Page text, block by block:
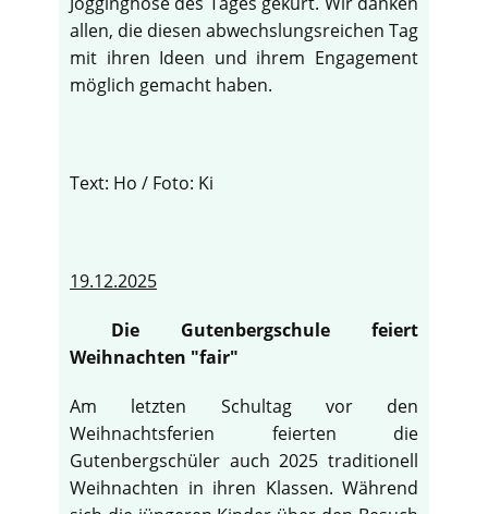
allen, die diesen abwechslungsreichen Tag
mit ihren Ideen und ihrem Engagement
möglich gemacht haben.
Text: Ho / Foto: Ki
19.12.2025
Die Gutenbergschule feiert
Weihnachten "fair"
Am letzten Schultag vor den
Weihnachtsferien feierten die
Gutenbergschüler auch 2025 traditionell
Weihnachten in ihren Klassen. Während